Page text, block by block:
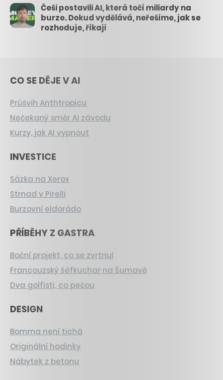
Češi postavili AI, která točí miliardy na
burze. Dokud vydělává, neřešíme, jak se
rozhoduje, říkají
CO SE DĚJE V AI
Průšvih Anthtropicu
Nečekaný směr AI závodu
Kurzy, jak AI vypnout
INVESTICE
Sázka na Xerox
Strnad v Pirelli
Burzovní eldorádo
PŘÍBĚHY Z GASTRA
Boční projekt, co se zvrtnul
Francouzský šéfkuchař na Šumavě
Dva golfisti, co pečou
DESIGN
Bomma není tichá
Originální hodinky
Nábytek z betonu